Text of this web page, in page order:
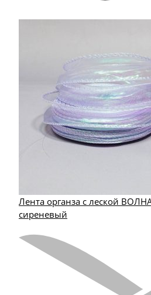
Лента органза с леской
сиреневый